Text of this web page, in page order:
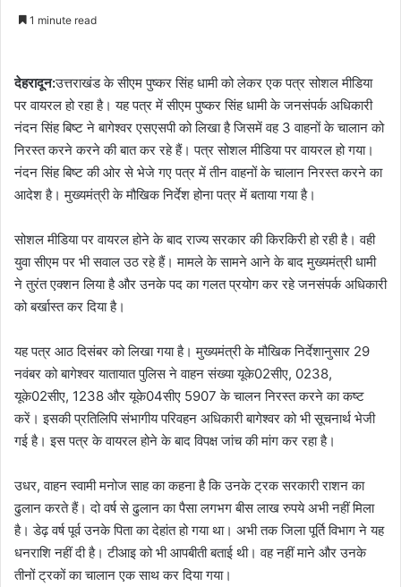
1 minute read
देहरादून:उत्तराखंड के सीएम पुष्कर सिंह धामी को लेकर एक पत्र सोशल मीडिया
पर वायरल हो रहा है। यह पत्र में सीएम पुष्कर सिंह धामी के जनसंपर्क अधिकारी
नंदन सिंह बिष्ट ने बागेश्वर एसएसपी को लिखा है जिसमें वह 3 वाहनों के चालान को
निरस्त करने करने की बात कर रहे हैं। पत्र सोशल मीडिया पर वायरल हो गया।
नंदन सिंह बिष्ट की ओर से भेजे गए पत्र में तीन वाहनों के चालान निरस्त करने का
आदेश है। मुख्यमंत्री के मौखिक निर्देश होना पत्र में बताया गया है।
सोशल मीडिया पर वायरल होने के बाद राज्य सरकार की किरकिरी हो रही है। वही
युवा सीएम पर भी सवाल उठ रहे हैं। मामले के सामने आने के बाद मुख्यमंत्री धामी
ने तुरंत एक्शन लिया है और उनके पद का गलत प्रयोग कर रहे जनसंपर्क अधिकारी
को बर्खास्त कर दिया है।
यह पत्र आठ दिसंबर को लिखा गया है। मुख्यमंत्री के मौखिक निर्देशानुसार 29
नवंबर को बागेश्वर यातायात पुलिस ने वाहन संख्या यूके02सीए, 0238,
यूके02सीए, 1238 और यूके04सीए 5907 के चालन निरस्त करने का कष्ट
करें। इसकी प्रतिलिपि संभागीय परिवहन अधिकारी बागेश्वर को भी सूचनार्थ भेजी
गई है। इस पत्र के वायरल होने के बाद विपक्ष जांच की मांग कर रहा है।
उधर, वाहन स्वामी मनोज साह का कहना है कि उनके ट्रक सरकारी राशन का
ढुलान करते हैं। दो वर्ष से ढुलान का पैसा लगभग बीस लाख रुपये अभी नहीं मिला
है। डेढ़ वर्ष पूर्व उनके पिता का देहांत हो गया था। अभी तक जिला पूर्ति विभाग ने यह
धनराशि नहीं दी है। टीआइ को भी आपबीती बताई थी। वह नहीं माने और उनके
तीनों ट्रकों का चालान एक साथ कर दिया गया।